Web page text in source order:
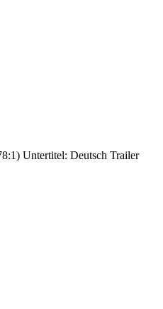
Untertitel: Deutsch Trailer